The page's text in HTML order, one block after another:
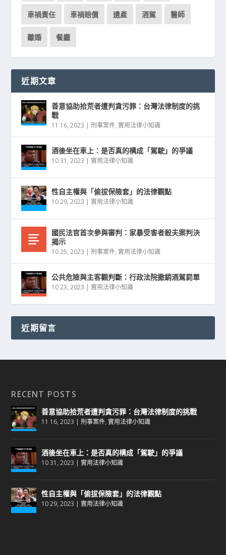
車禍責任 車禍賠償 遺產 酒駕 醫師
離婚 餐廳
近期文章
善意協助拾荒者遭判貪污罪：台灣法律制度的挑
戰
11 16, 2023 |刑事案件, 實用法律小知識
酒後坐在車上：是否真的構成「駕駛」的爭議
10 31, 2023 實用法律小知識
性自主權與「偷拔保險套」的法律觀點
10 29, 2023 實用法律小知識
國民法官首次參與審判：家暴受害者殺夫案判決
揭示
10 25, 2023 |刑事案件, 實用法律小知識
公共危險與主客觀判斷：行政法院撤銷酒駕罰單
10 23, 2023 實用法律小知識
近期留言
RECENT POSTS
善意協助拾荒者遭判貪污罪：台灣法律制度的挑戰
11 16, 2023 |刑事案件,實用法律小知識
酒後坐在車上：是否真的構成「駕駛」的爭議
10 31, 2023 |實用法律小知識
性自主權與「偷拔保險套」的法律觀點
10 29, 2023 |實用法律小知識